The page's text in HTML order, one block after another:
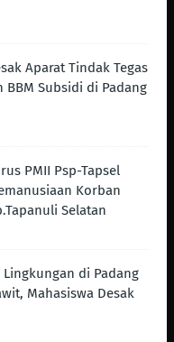
Aparat Tindak Tegas
Subsidi di Padang
PMII Psp-Tapsel
Korban
Selatan
di Padang
Mahasiswa Desak